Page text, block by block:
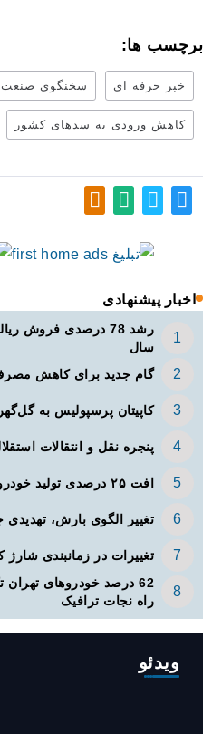
برچسب ها:
خبر حرفه ای سخنگوی
کاهش ورودی به سدهای کشور
اخبار پیشنهادی
رشد 78 درصدی فروش
سال
گام جدید برای کاهش
کاپیتان پرسپولیس به
پنجره‌ نقل و انتقالات
افت ۲۵ درصدی تولید خودروسازان
تغییر الگوی بارش،
تغییرات در زمانبندی‌ شارژ
62 درصد خودروهای
راه نجات ترافیک
ویدئو